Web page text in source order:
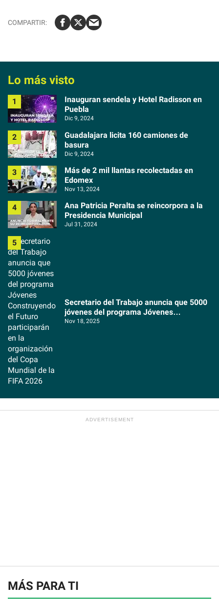
Lo más visto
Inauguran sendela y Hotel Radisson en
Puebla
Dic 9, 2024
Guadalajara licita 160 camiones de
basura
Dic 9, 2024
Más de 2 mil llantas recolectadas en
Edomex
Nov 13, 2024
Ana Patricia Peralta se reincorpora a la
Presidencia Municipal
Jul 31, 2024
Secretario del Trabajo anuncia que 5000
jóvenes del programa Jóvenes
Construyendo el Futuro participarán en la
Nov 18, 2025
MÁS PARA TI